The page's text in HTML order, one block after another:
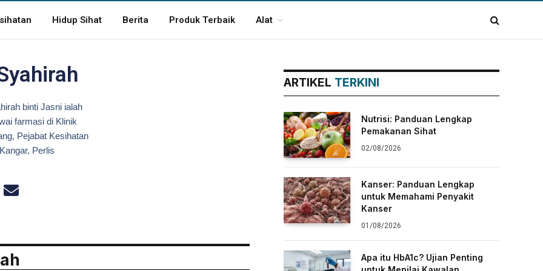
Hidup Sihat Berita Produk Terbaik Alat
binti Jasni ialah
farmasi di Klinik
Pejabat Kesihatan
Perlis
ARTIKEL TERKINI
Nutrisi: Panduan Lengkap
Pemakanan Sihat
02/08/2026
Kanser: Panduan Lengkap
untuk Memahami Penyakit
Kanser
01/08/2026
Apa itu HbA1c? Ujian Penting